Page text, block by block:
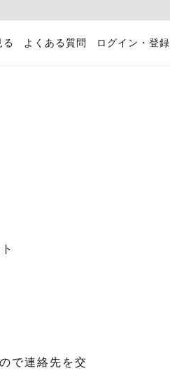
る よくある質問 ログイン・登録
で連絡先を交